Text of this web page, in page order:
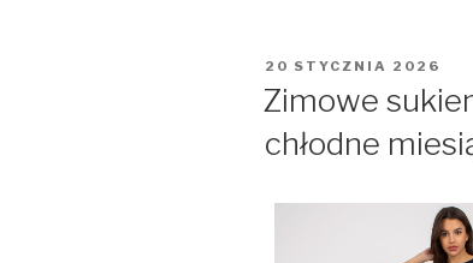
OPUBLIKOWANE
20 STYCZNIA 2026
Zimowe
chłodne